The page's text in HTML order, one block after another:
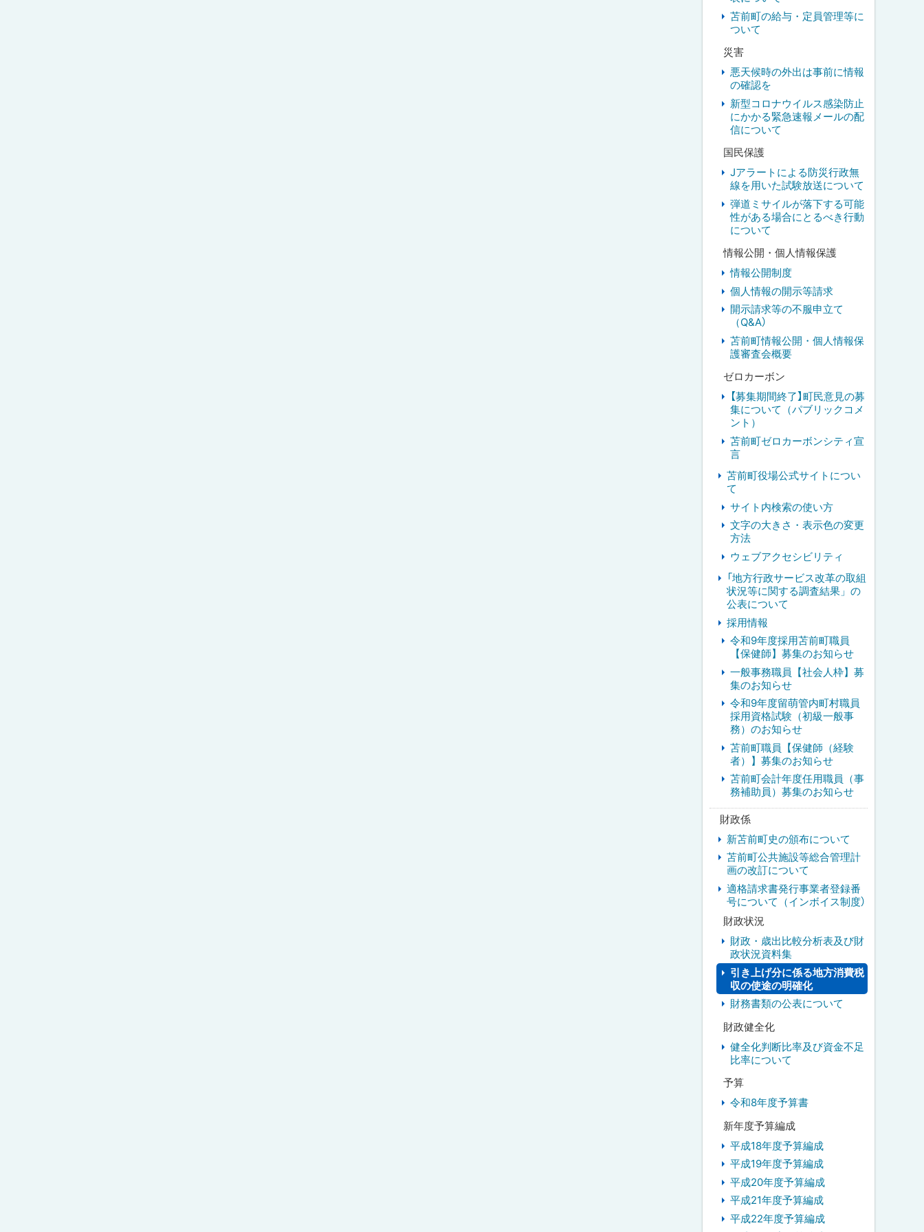
苫前町の給与・定員管理等に
ついて
災害
悪天候時の外出は事前に情報
の確認を
新型コロナウイルス感染防止
にかかる緊急速報メールの配
信について
国民保護
Jアラートによる防災行政無
線を用いた試験放送について
弾道ミサイルが落下する可能
性がある場合にとるべき行動
について
情報公開・個人情報保護
情報公開制度
個人情報の開示等請求
開示請求等の不服申立て
（Q&A）
苫前町情報公開・個人情報保
護審査会概要
ゼロカーボン
【募集期間終了】町民意見の募
集について（パブリックコメ
ント）
苫前町ゼロカーボンシティ宣
言
苫前町役場公式サイトについ
て
サイト内検索の使い方
文字の大きさ・表示色の変更
方法
ウェブアクセシビリティ
「地方行政サービス改革の取組
状況等に関する調査結果」の
公表について
採用情報
令和9年度採用苫前町職員
【保健師】募集のお知らせ
一般事務職員【社会人枠】募
集のお知らせ
令和9年度留萌管内町村職員
採用資格試験（初級一般事
務）のお知らせ
苫前町職員【保健師（経験
者）】募集のお知らせ
苫前町会計年度任用職員（事
務補助員）募集のお知らせ
財政係
新苫前町史の頒布について
苫前町公共施設等総合管理計
画の改訂について
適格請求書発行事業者登録番
号について（インボイス制度）
財政状況
財政・歳出比較分析表及び財
政状況資料集
引き上げ分に係る地方消費税
収の使途の明確化
財務書類の公表について
財政健全化
健全化判断比率及び資金不足
比率について
予算
令和8年度予算書
新年度予算編成
平成18年度予算編成
平成19年度予算編成
平成20年度予算編成
平成21年度予算編成
平成22年度予算編成